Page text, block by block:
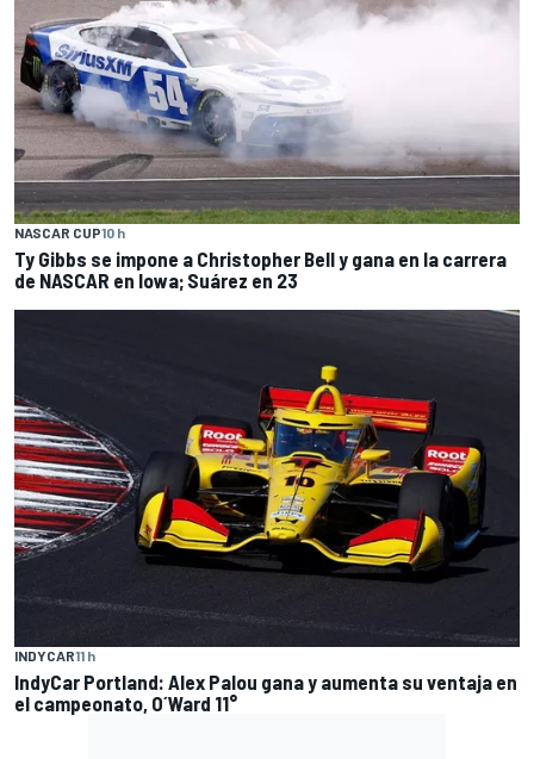
NASCAR CUP10 h
Ty Gibbs se impone a Christopher Bell y gana en la carrera
de NASCAR en Iowa; Suárez en 23
INDYCAR11 h
IndyCar Portland: Alex Palou gana y aumenta su ventaja en
el campeonato, O´Ward 11°